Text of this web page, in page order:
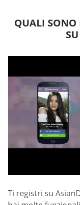
QUALI SONO
Ti registri su